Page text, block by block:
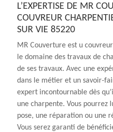
L’EXPERTISE DE MR
COUVREUR
SUR VIE 85220
MR Couverture est u
le domaine des travaux de
de ses travaux. Avec une
dans le métier et un savoir-
expert incontournable dès
une charpente. Vous pourrez
pose, une réparation ou une
Vous serez garanti de